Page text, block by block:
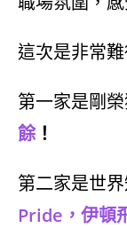
這次是非常
第一家是剛
餘！
第二家是世
Pride，伊頓